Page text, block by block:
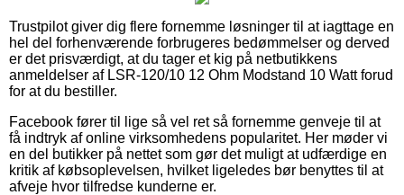
Trustpilot giver dig flere fornemme løsninger til at iagttage en
hel del forhenværende forbrugeres bedømmelser og derved
er det prisværdigt, at du tager et kig på netbutikkens
anmeldelser af LSR-120/10 12 Ohm Modstand 10 Watt forud
for at du bestiller.
Facebook fører til lige så vel ret så fornemme genveje til at
få indtryk af online virksomhedens popularitet. Her møder vi
en del butikker på nettet som gør det muligt at udfærdige en
kritik af købsoplevelsen, hvilket ligeledes bør benyttes til at
afveje hvor tilfredse kunderne er.